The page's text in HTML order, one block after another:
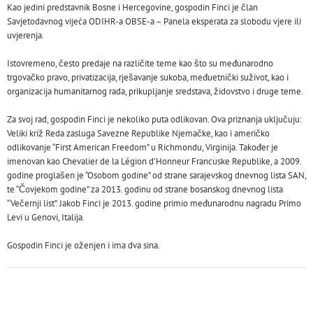
Kao jedini predstavnik Bosne i Hercegovine, gospodin Finci je član
Savjetodavnog vijeća ODIHR-a OBSE-a – Panela eksperata za slobodu vjere ili
uvjerenja.
Istovremeno, često predaje na različite teme kao što su međunarodno
trgovačko pravo, privatizacija, rješavanje sukoba, međuetnički suživot, kao i
organizacija humanitarnog rada, prikupljanje sredstava, židovstvo i druge teme.
Za svoj rad, gospodin Finci je nekoliko puta odlikovan. Ova priznanja uključuju:
Veliki križ Reda zasluga Savezne Republike Njemačke, kao i američko
odlikovanje “First American Freedom” u Richmondu, Virginija. Također je
imenovan kao Chevalier de la Légion d’Honneur Francuske Republike, a 2009.
godine proglašen je “Osobom godine” od strane sarajevskog dnevnog lista SAN,
te “Čovjekom godine” za 2013. godinu od strane bosanskog dnevnog lista
“Večernji list”. Jakob Finci je 2013. godine primio međunarodnu nagradu Primo
Levi u Genovi, Italija.
Gospodin Finci je oženjen i ima dva sina.